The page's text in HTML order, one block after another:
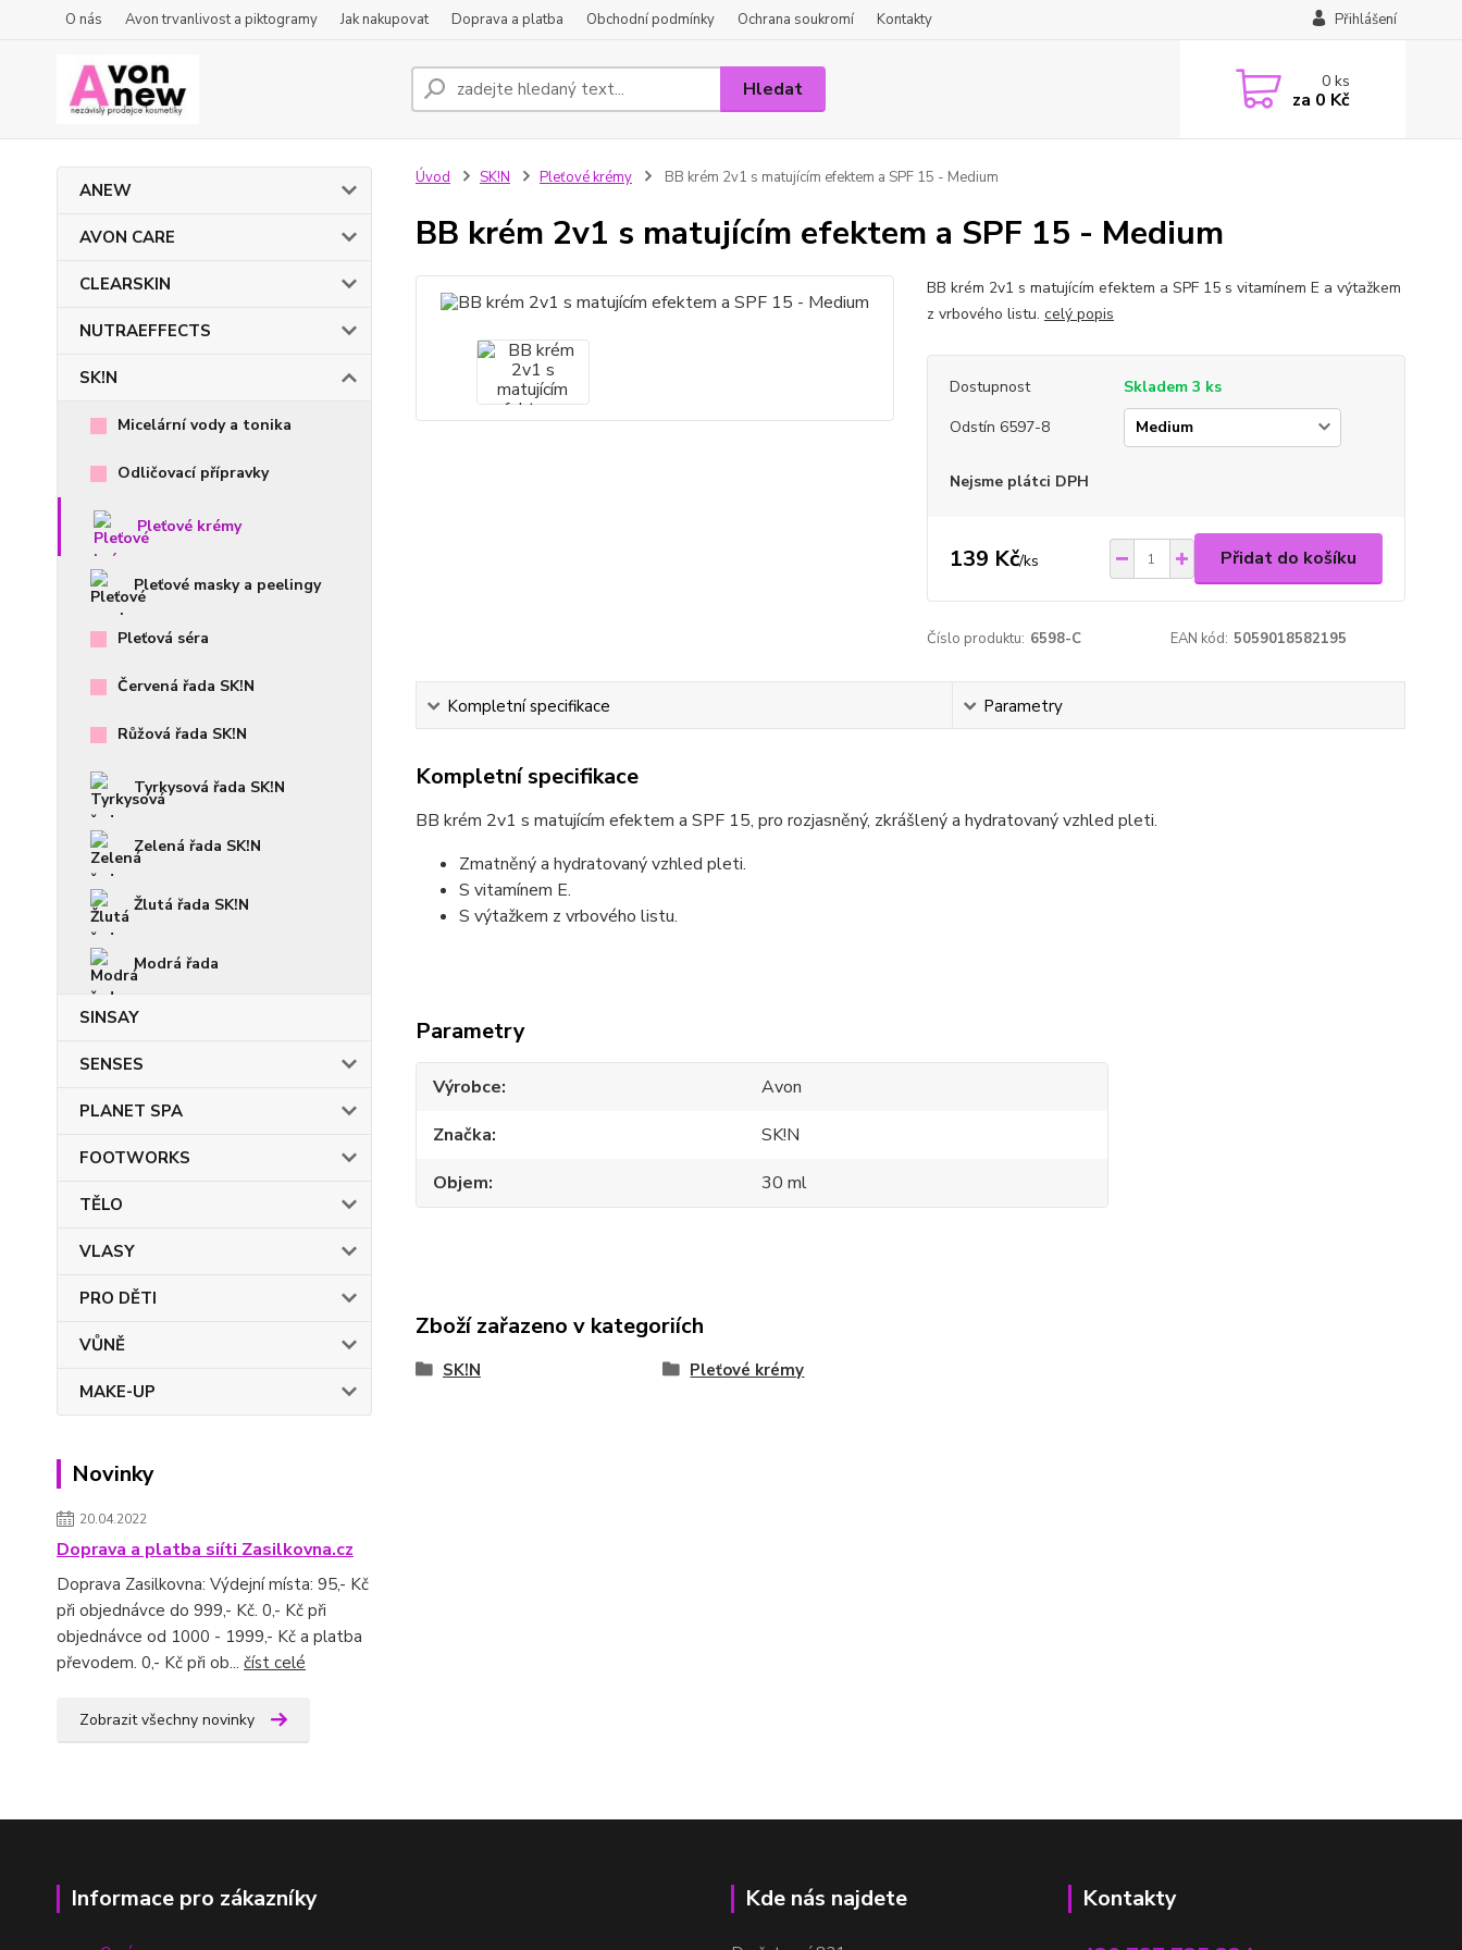
O nás Avon trvanlivost a piktogramy Jak nakupovat Doprava a platba Obchodní podmínky Ochrana soukromí Kontakty Přihlášení
Hledat 0ks
za 0 Kč
ANEW
AVON CARE
CLEARSKIN
NUTRAEFFECTS
SK!N
Micelární vody a tonika
Odličovací přípravky
Pleťové krémy
Pleťové masky a peelingy
Pleťová séra
Červená řada SK!N
Růžová řada SK!N
Tyrkysová řada SK!N
Zelená řada SK!N
Žlutá řada SK!N
Modrá řada
SINSAY
SENSES
PLANET SPA
FOOTWORKS
TĚLO
VLASY
PRO DĚTI
VŮNĚ
MAKE-UP
Novinky
20.04.2022
Doprava a platba siíti Zasilkovna.cz
Doprava Zasilkovna: Výdejní místa: 95,- Kč
při objednávce do 999,- Kč. 0,- Kč při
objednávce od 1000 - 1999,- Kč a platba
převodem. 0,- Kč při ob... číst celé
Zobrazit všechny novinky
Úvod SK!N Pleťové krémy BB krém 2v1 s matujícím efektem a SPF 15 - Medium
BB krém 2v1 s matujícím efektem a SPF 15 - Medium
BB krém 2v1 s matujícím efektem a SPF 15 s vitamínem E a výtažkem
z vrbového listu. celý popis
Dostupnost
Skladem 3 ks
Odstín 6597-8
Nejsme plátci DPH
139 Kč/ks Přidat do košíku
Číslo produktu: 6598-C EAN kód: 5059018582195
Kompletní specifikace Parametry
Kompletní specifikace
BB krém 2v1 s matujícím efektem a SPF 15, pro rozjasněný, zkrášlený a hydratovaný vzhled pleti.
Zmatněný a hydratovaný vzhled pleti.
S vitamínem E.
S výtažkem z vrbového listu.
Parametry
Výrobce
Avon
Značka
SK!N
Objem
30 ml
Zboží zařazeno v kategoriích
SK!N Pleťové krémy
Informace pro zákazníky Kde nás najdete
Kontakty